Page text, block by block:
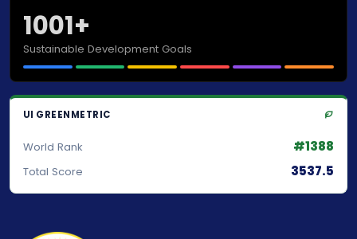
1001+
Sustainable Development Goals
UI GREENMETRIC
World Rank #1388
Total Score 3537.5